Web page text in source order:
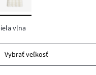
vlna
Vybrať veľkosť